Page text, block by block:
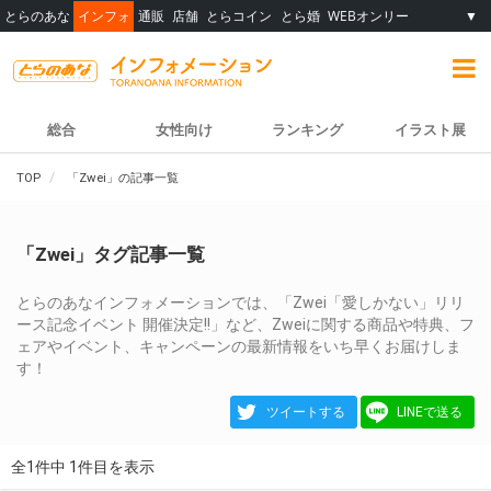
とらのあな インフォ 通販 店舗 とらコイン とら婚 WEBオンリー ▼
総合 女性向け ランキング イラスト展
TOP 「Zwei」の記事一覧
「Zwei」タグ記事一覧
とらのあなインフォメーションでは、「Zwei「愛しかない」リリ
ース記念イベント 開催決定!!」など、Zweiに関する商品や特典、フ
ェアやイベント、キャンペーンの最新情報をいち早くお届けしま
す！
ツイートする LINEで送る
全1件中 1件目を表示